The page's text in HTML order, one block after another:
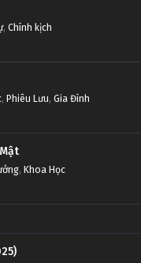
, Chính kịch
, Phiêu Lưu, Gia Đình
, Khoa Học